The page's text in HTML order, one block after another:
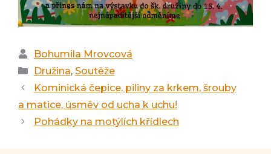
Autor
Bohumila Mrovcová
Rubriky
Družina, Soutěže
Kominická čepice, piliny za krkem, šrouby
a matice, úsměv od ucha k uchu!
Pohádky na motýlích křídlech